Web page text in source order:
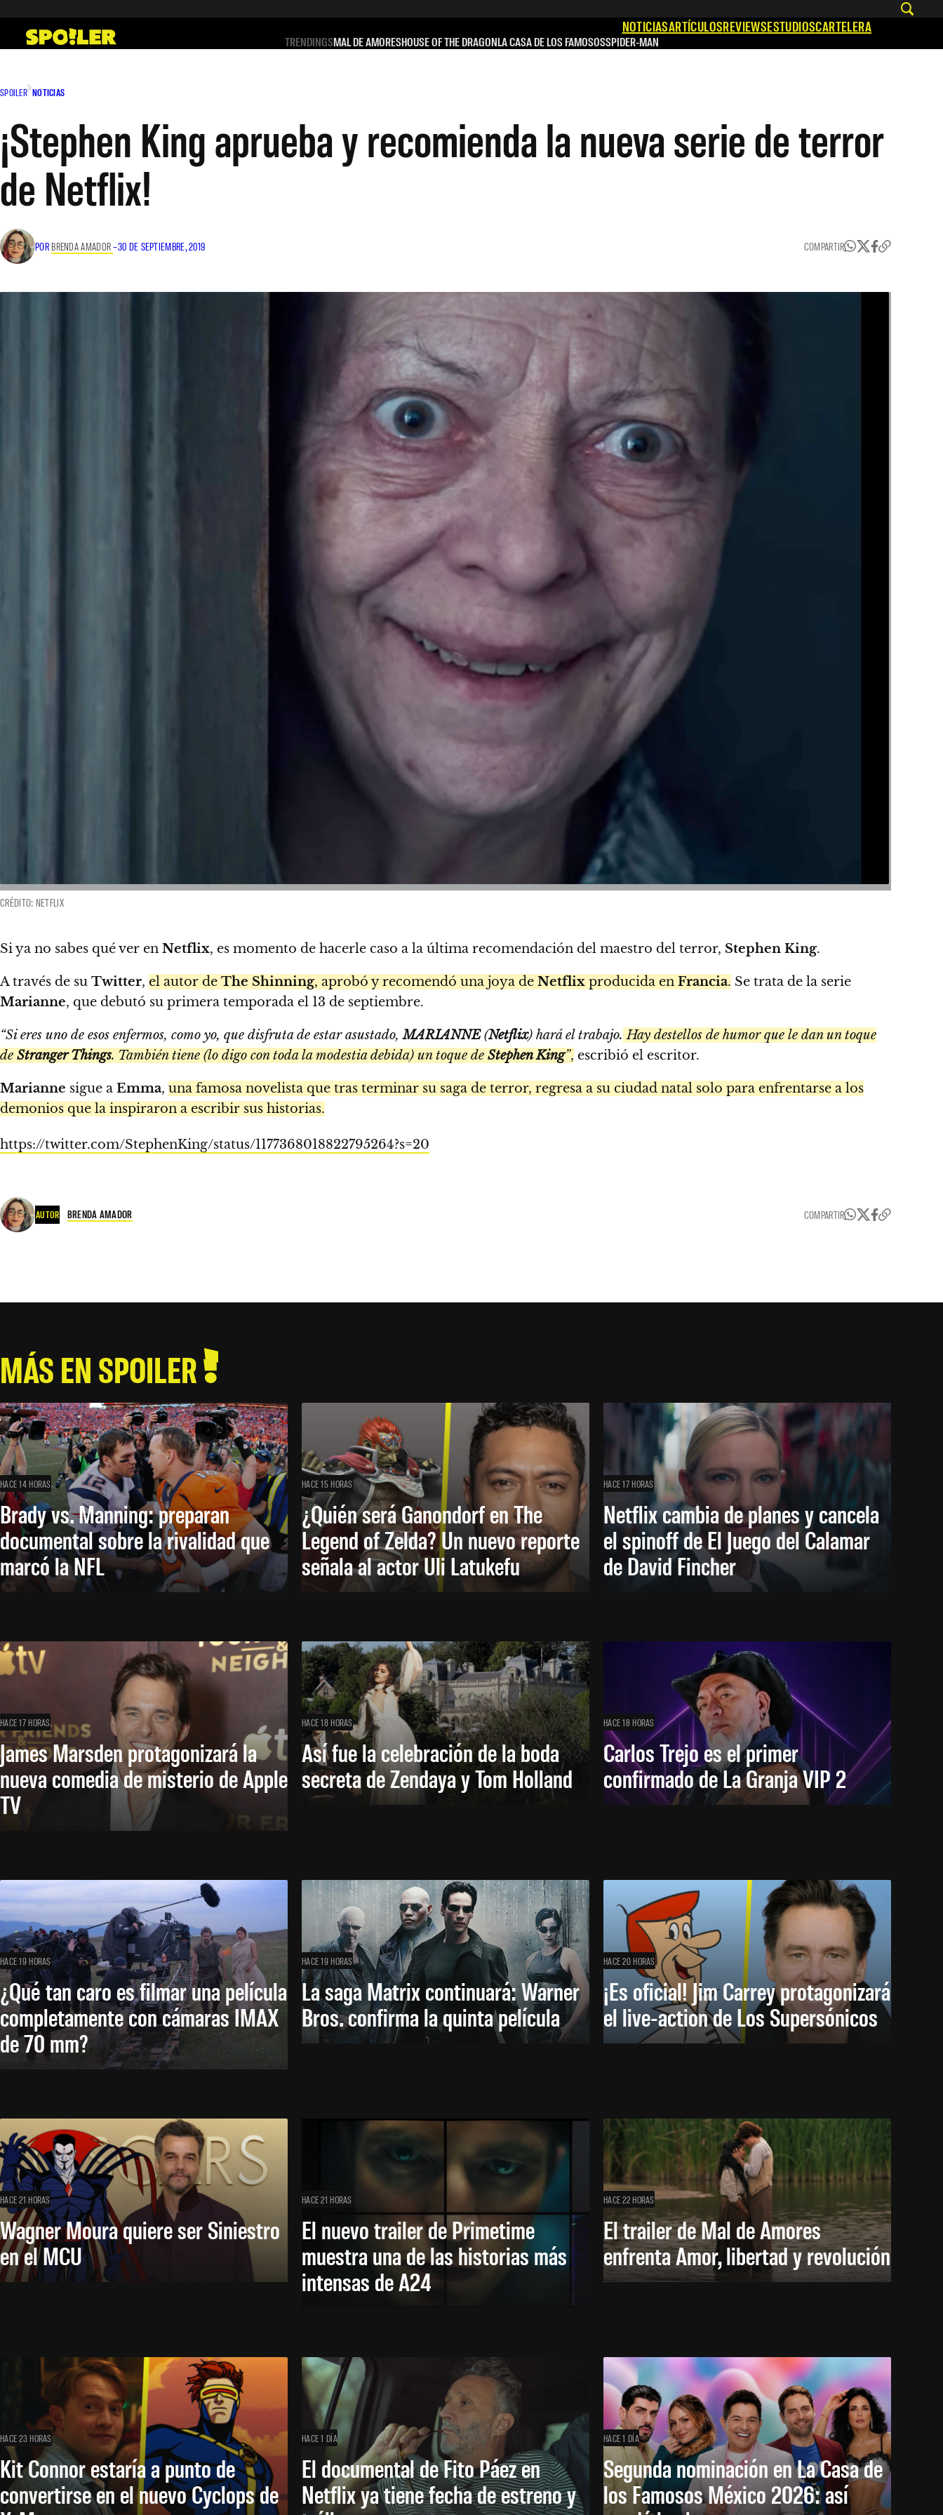
contenido
NOTICIASARTÍCULOSREVIEWSESTUDIOSCARTELERA
TRENDINGSMAL DE AMORESHOUSE OF THE DRAGONLA CASA DE LOS FAMOSOSSPIDER-MAN
SPOILER NOTICIAS
¡Stephen King aprueba y recomienda la nueva serie de terror
de Netflix!
POR BRENDA AMADOR–30 DE SEPTIEMBRE, 2019 COMPARTIR
CRÉDITO: NETFLIX
Si ya no sabes qué ver en Netflix, es momento de hacerle caso a la última recomendación del maestro del terror, Stephen King.
A través de su Twitter, el autor de The Shinning, aprobó y recomendó una joya de Netflix producida en Francia. Se trata de la serie
Marianne, que debutó su primera temporada el 13 de septiembre.
“Si eres uno de esos enfermos, como yo, que disfruta de estar asustado,MARIANNE(Netflix) hará el trabajo. Hay destellos de humor que le dan un toque
de Stranger Things. También tiene (lo digo con toda la modestia debida) un toque de Stephen King”, escribió el escritor.
Marianne sigue a Emma, una famosa novelista que tras terminar su saga de terror, regresa a su ciudad natal solo para enfrentarse a los
demonios que la inspiraron a escribir sus historias.
https://twitter.com/StephenKing/status/1177368018822795264?s=20
AUTOR BRENDA AMADOR COMPARTIR
MÁS EN SPOILER
HACE 14 HORAS
Brady vs. Manning: preparan
documental sobre la rivalidad que
marcó la NFL
HACE 15 HORAS
¿Quién será Ganondorf en The
Legend of Zelda? Un nuevo reporte
señala al actor Uli Latukefu
HACE 17 HORAS
Netflix cambia de planes y cancela
el spinoff de El Juego del Calamar
de David Fincher
HACE 17 HORAS
James Marsden protagonizará la
nueva comedia de misterio de Apple
TV
HACE 18 HORAS
Así fue la celebración de la boda
secreta de Zendaya y Tom Holland
HACE 18 HORAS
Carlos Trejo es el primer
confirmado de La Granja VIP 2
HACE 19 HORAS
¿Qué tan caro es filmar una película
completamente con cámaras IMAX
de 70 mm?
HACE 19 HORAS
La saga Matrix continuará: Warner
Bros. confirma la quinta película
HACE 20 HORAS
¡Es oficial! Jim Carrey protagonizará
el live-action de Los Supersónicos
HACE 21 HORAS
Wagner Moura quiere ser Siniestro
en el MCU
HACE 21 HORAS
El nuevo trailer de Primetime
muestra una de las historias más
intensas de A24
HACE 22 HORAS
El trailer de Mal de Amores
enfrenta Amor, libertad y revolución
HACE 23 HORAS
Kit Connor estaría a punto de
convertirse en el nuevo Cyclops de
HACE 1 DÍA
El documental de Fito Páez en
Netflix ya tiene fecha de estreno y
HACE 1 DÍA
Segunda nominación en La Casa de
los Famosos México 2026: así